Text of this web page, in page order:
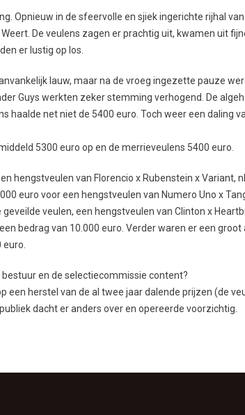
Opnieuw in de sfeervolle en sjiek ingerichte rijhal
De veulens zagen er prachtig uit, kwamen uit
er lustig op los.
lauw, maar na de vroeg ingezette pauze
Guys werkten zeker stemming verhogend. De
haalde net niet de 5400 euro. Toch weer een daling
5300 euro op en de merrieveulens 5400 euro.
hengstveulen van Florencio x Rubenstein x Variant,
euro voor een hengstveulen van Numero Uno x
veulen, een hengstveulen van Clinton x
bedrag van 10.000 euro. Verder waren er een
bestuur en de selectiecommissie content?
een herstel van de al twee jaar dalende prijzen (de
dacht er anders over en opereerde voorzichtig.